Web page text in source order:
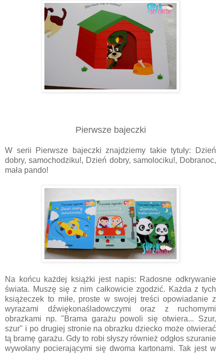
Pierwsze bajeczki
W serii Pierwsze bajeczki znajdziemy takie tytuły: Dzień
dobry, samochodziku!, Dzień dobry, samolociku!, Dobranoc,
mała pando!
Na końcu każdej książki jest napis: Radosne odkrywanie
świata. Muszę się z nim całkowicie zgodzić. Każda z tych
książeczek to miłe, proste w swojej treści opowiadanie z
wyrazami dźwiękonaśladowczymi oraz z ruchomymi
obrazkami np. "Brama garażu powoli się otwiera... Szur,
szur" i po drugiej stronie na obrazku dziecko może otwierać
tą bramę garażu. Gdy to robi słyszy również odgłos szuranie
wywołany pocierającymi się dwoma kartonami. Tak jest w